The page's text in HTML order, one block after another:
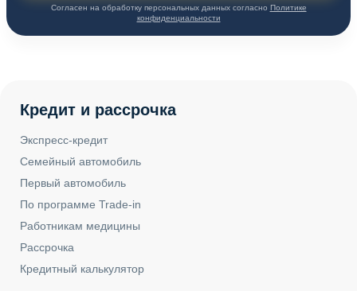
Согласен на обработку персональных данных согласно Политике
конфиденциальности
Кредит и рассрочка
Экспресс-кредит
Семейный автомобиль
Первый автомобиль
По программе Trade-in
Работникам медицины
Рассрочка
Кредитный калькулятор